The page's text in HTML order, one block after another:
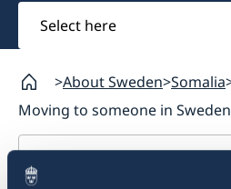
Select
here
About Sweden Somalia
Moving to someone in Sweden
Somalia